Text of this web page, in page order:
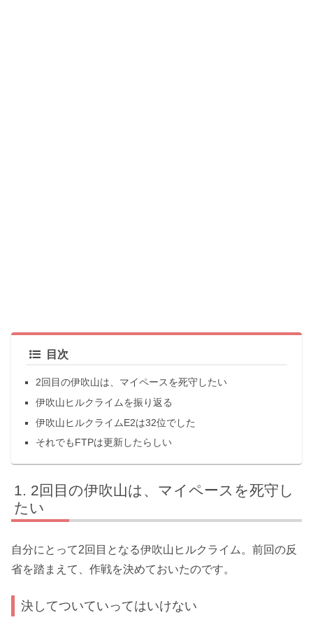
目次
2回目の伊吹山は、マイペースを死守したい
伊吹山ヒルクライムを振り返る
伊吹山ヒルクライムE2は32位でした
それでもFTPは更新したらしい
2回目の伊吹山は、マイペースを死守し
たい
自分にとって2回目となる伊吹山ヒルクライム。前回の反
省を踏まえて、作戦を決めておいたのです。
決してついていってはいけない